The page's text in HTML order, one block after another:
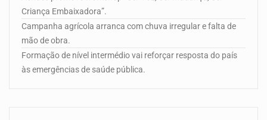
Criança Embaixadora”.
Campanha agrícola arranca com chuva irregular e falta de
mão de obra.
Formação de nível intermédio vai reforçar resposta do país
às emergências de saúde pública.